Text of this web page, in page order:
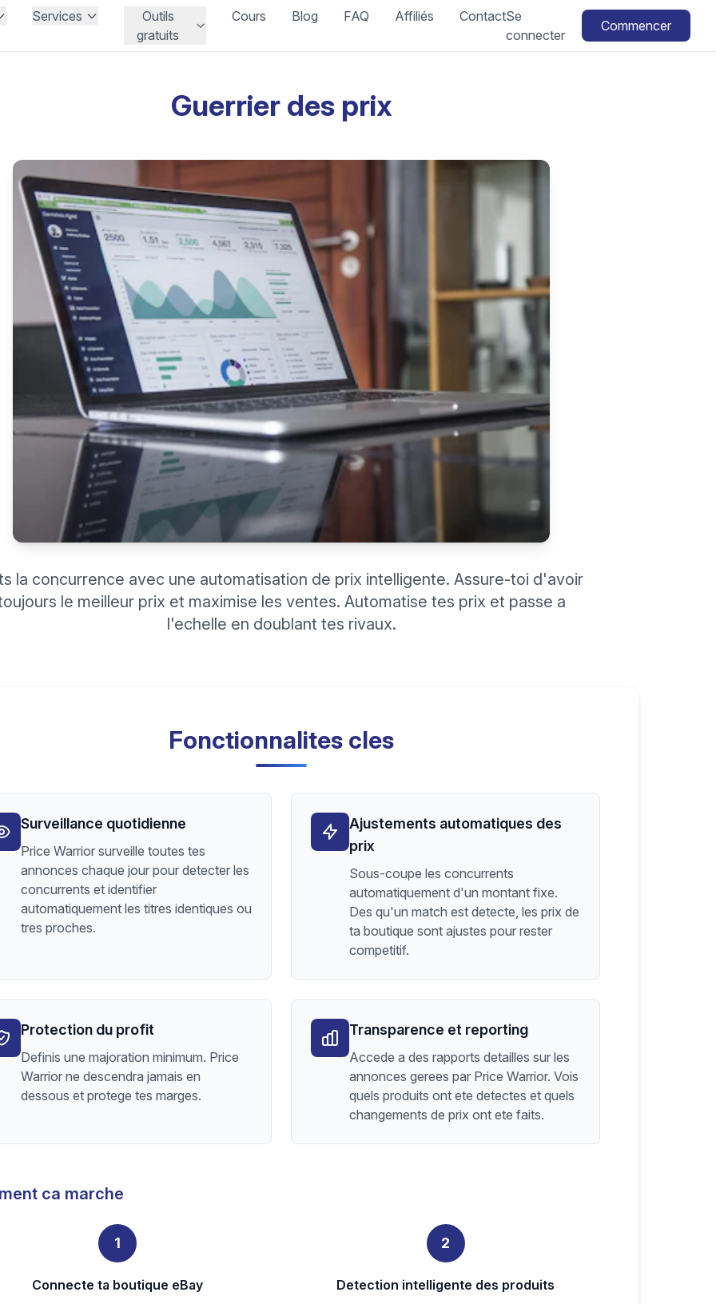
Services
Outils
gratuits
Cours Blog FAQ Affiliés ContactSe
connecter
Commencer
Guerrier des prix
la concurrence avec une automatisation de prix intelligente. Assure-toi d'avoir
le meilleur prix et maximise les ventes. Automatise tes prix et passe a
l'echelle en doublant tes rivaux.
Fonctionnalites cles
Surveillance quotidienne
Price Warrior surveille toutes tes
annonces chaque jour pour detecter les
concurrents et identifier
automatiquement les titres identiques ou
tres proches.
Ajustements automatiques des
prix
Sous-coupe les concurrents
automatiquement d'un montant fixe.
Des qu'un match est detecte, les prix de
ta boutique sont ajustes pour rester
competitif.
Protection du profit
Definis une majoration minimum. Price
Warrior ne descendra jamais en
dessous et protege tes marges.
Transparence et reporting
Accede a des rapports detailles sur les
annonces gerees par Price Warrior. Vois
quels produits ont ete detectes et quels
changements de prix ont ete faits.
ca marche
1
Connecte ta boutique eBay
2
Detection intelligente des produits